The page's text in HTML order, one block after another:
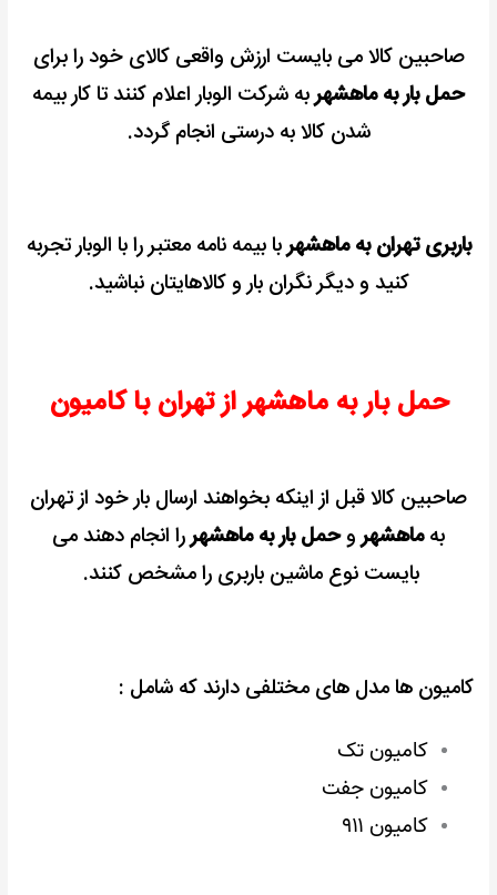
صاحبین کالا می بایست ارزش واقعی کالای خود را برای
حمل بار به ماهشهربه شرکت الوبار اعلام کنند تا کار بیمه
شدن کالا به درستی انجام گردد.
باربری تهران به ماهشهربا بیمه نامه معتبر را با الوبار تجربه
کنید و دیگر نگران بار و کالاهایتان نباشید.
حمل بار به ماهشهر از تهران با کامیون
صاحبین کالا قبل از اینکه بخواهند ارسال بار خود از تهران
بهماهشهروحمل بار به ماهشهررا انجام دهند می
بایست نوع ماشین باربری را مشخص کنند.
کامیون ها مدل های مختلفی دارند که شامل :
کامیون تک
کامیون جفت
کامیون ۹۱۱